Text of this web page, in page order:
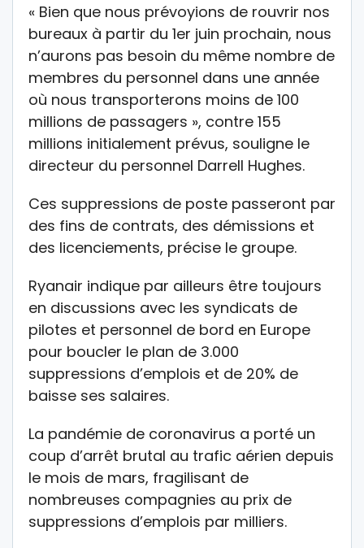
« Bien que nous prévoyions de rouvrir nos
bureaux à partir du 1er juin prochain, nous
n’aurons pas besoin du même nombre de
membres du personnel dans une année
où nous transporterons moins de 100
millions de passagers », contre 155
millions initialement prévus, souligne le
directeur du personnel Darrell Hughes.
Ces suppressions de poste passeront par
des fins de contrats, des démissions et
des licenciements, précise le groupe.
Ryanair indique par ailleurs être toujours
en discussions avec les syndicats de
pilotes et personnel de bord en Europe
pour boucler le plan de 3.000
suppressions d’emplois et de 20% de
baisse ses salaires.
La pandémie de coronavirus a porté un
coup d’arrêt brutal au trafic aérien depuis
le mois de mars, fragilisant de
nombreuses compagnies au prix de
suppressions d’emplois par milliers.